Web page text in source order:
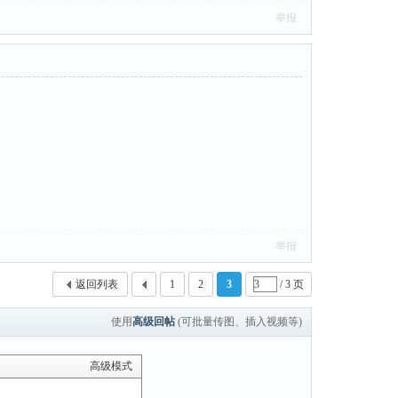
举报
举报
1 2 3 / 3 页
返回列表
使用高级回帖 (可批量传图、插入视频等)
高级模式